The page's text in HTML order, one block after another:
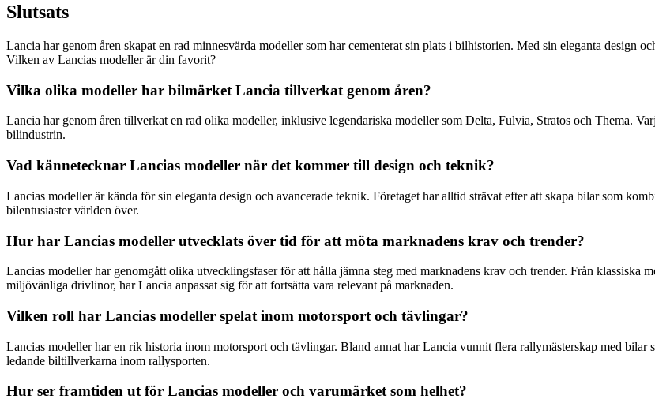
Slutsats
Lancia har genom åren skapat en rad minnesvärda modeller som har cementerat sin plats i bilhistorien. Med sin eleganta design
Vilken av Lancias modeller är din favorit?
Vilka olika modeller har bilmärket Lancia tillverkat genom åren?
Lancia har genom åren tillverkat en rad olika modeller, inklusive legendariska modeller som Delta, Fulvia, Stratos och Thema.
bilindustrin.
Vad kännetecknar Lancias modeller när det kommer till design och teknik?
Lancias modeller är kända för sin eleganta design och avancerade teknik. Företaget har alltid strävat efter att skapa bilar som
bilentusiaster världen över.
Hur har Lancias modeller utvecklats över tid för att möta marknadens krav och trender?
Lancias modeller har genomgått olika utvecklingsfaser för att hålla jämna steg med marknadens krav och trender. Från klassiska
miljövänliga drivlinor, har Lancia anpassat sig för att fortsätta vara relevant på marknaden.
Vilken roll har Lancias modeller spelat inom motorsport och tävlingar?
Lancias modeller har en rik historia inom motorsport och tävlingar. Bland annat har Lancia vunnit flera rallymästerskap med bilar
ledande biltillverkarna inom rallysporten.
Hur ser framtiden ut för Lancias modeller och varumärket som helhet?